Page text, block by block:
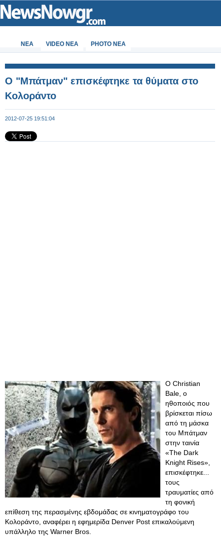
ΝΕΑ VIDEO NEA PHOTO NEA
Ο "Μπάτμαν" επισκέφτηκε τα θύματα στο
Κολοράντο
2012-07-25 19:51:04
Ο Christian
Bale, ο
ηθοποιός που
βρίσκεται πίσω
από τη μάσκα
του Μπάτμαν
στην ταινία
«The Dark
Knight Rises»,
επισκέφτηκε...
τους
τραυματίες από
τη φονική
επίθεση της περασμένης εβδομάδας σε κινηματογράφο του
Κολοράντο, αναφέρει η εφημερίδα Denver Post επικαλούμενη
υπάλληλο της Warner Bros.